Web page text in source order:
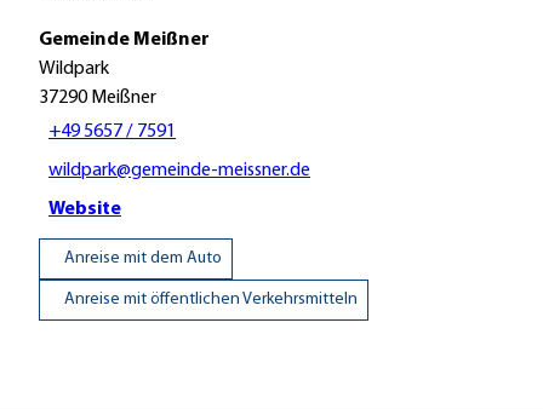
Gemeinde Meißner
Wildpark
37290 Meißner
+49 5657 / 7591
wildpark@gemeinde-meissner.de
Website
Anreise mit dem Auto
Anreise mit öffentlichen Verkehrsmitteln